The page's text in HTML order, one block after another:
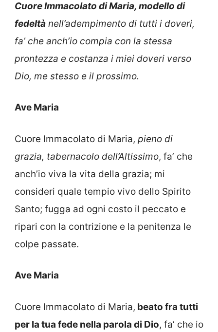
Cuore Immacolato di Maria, modello di
fedeltà nell’adempimento di tutti i doveri,
fa’ che anch’io compia con la stessa
prontezza e costanza i miei doveri verso
Dio, me stesso e il prossimo.
Ave Maria
Cuore Immacolato di Maria, pieno di
grazia, tabernacolo dell’Altissimo, fa’ che
anch’io viva la vita della grazia; mi
consideri quale tempio vivo dello Spirito
Santo; fugga ad ogni costo il peccato e
ripari con la contrizione e la penitenza le
colpe passate.
Ave Maria
Cuore Immacolato di Maria, beato fra tutti
per la tua fede nella parola di Dio, fa’ che io